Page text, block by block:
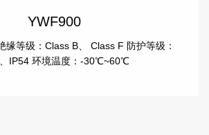
YWF900
缘等级：Class B、 Class F 防护等级：
IP54 环境温度：-30℃~60℃